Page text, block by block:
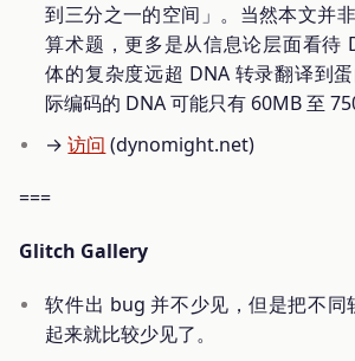
到三分之一的空间」。当然本文并
算术题，更多是从信息论层面看待
体的复杂度远超 DNA 转录翻译到
际编码的 DNA 可能只有 60MB 至
→访问 (dynomight.net)
===
Glitch Gallery
软件出 bug 并不少见，但是把不
起来就比较少见了。